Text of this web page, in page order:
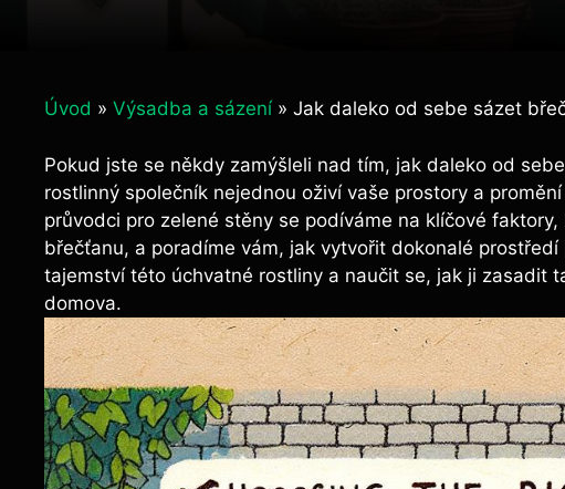
Úvod » Výsadba a sázení » Jak daleko od sebe sázet
Pokud jste se někdy zamýšleli nad tím, jak daleko od
rostlinný společník nejednou oživí vaše prostory a
průvodci pro zelené stěny se podíváme na klíčové
břečťanu, a poradíme vám, jak vytvořit dokonalé
tajemství této úchvatné rostliny a naučit se, jak ji zasadit
domova.